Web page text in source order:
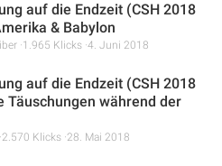
auf die Endzeit (CSH 2018
& Babylon
1.965 Klicks 4. Juni 2018
auf die Endzeit (CSH 2018
Täuschungen während der
2.570 Klicks 28. Mai 2018